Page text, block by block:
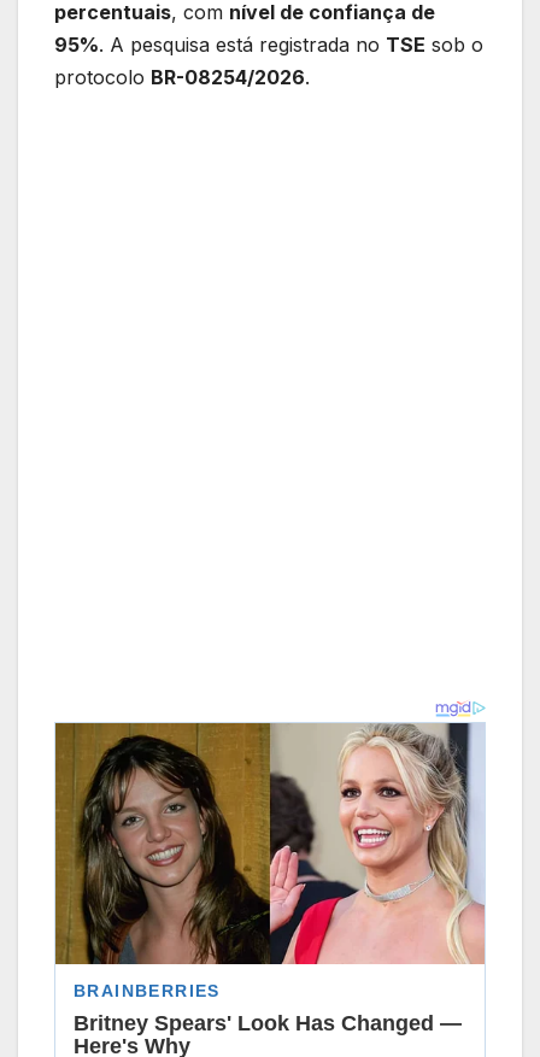
percentuais, com nível de confiança de
95%. A pesquisa está registrada no TSE sob o
protocolo BR-08254/2026.